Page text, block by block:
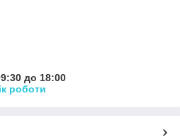
до 18:00
роботи